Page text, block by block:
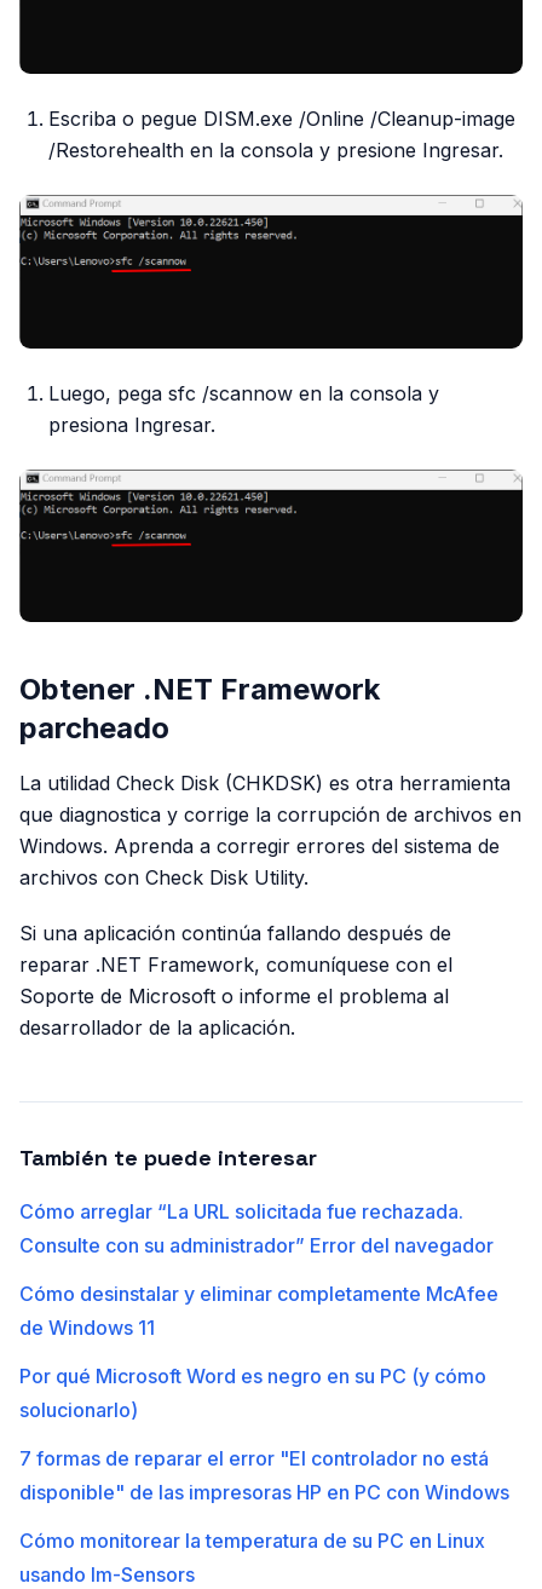
Escriba o pegue DISM.exe /Online /Cleanup-image
/Restorehealth en la consola y presione Ingresar.
Luego, pega sfc /scannow en la consola y
presiona Ingresar.
Obtener .NET Framework
parcheado
La utilidad Check Disk (CHKDSK) es otra herramienta
que diagnostica y corrige la corrupción de archivos en
Windows. Aprenda a corregir errores del sistema de
archivos con Check Disk Utility.
Si una aplicación continúa fallando después de
reparar .NET Framework, comuníquese con el
Soporte de Microsoft o informe el problema al
desarrollador de la aplicación.
También te puede interesar
Cómo arreglar “La URL solicitada fue rechazada.
Consulte con su administrador” Error del navegador
Cómo desinstalar y eliminar completamente McAfee
de Windows 11
Por qué Microsoft Word es negro en su PC (y cómo
solucionarlo)
7 formas de reparar el error "El controlador no está
disponible" de las impresoras HP en PC con Windows
Cómo monitorear la temperatura de su PC en Linux
usando lm-Sensors